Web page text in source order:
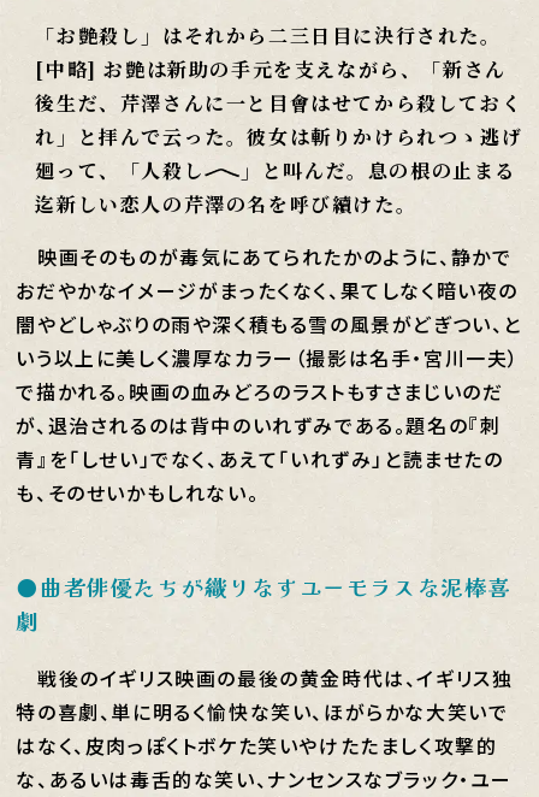
「お艶殺し」はそれから二三日目に決行された。
[中略] お艶は新助の手元を支えながら、「新さん
後生だ、芹澤さんに一と目會はせてから殺しておく
れ」と拝んで云った。彼女は斬りかけられつゝ逃げ
廻って、「人殺し
」と叫んだ。息の根の止まる
迄新しい恋人の芹澤の名を呼び續けた。
映画そのものが毒気にあてられたかのように、静かで
おだやかなイメージがまったくなく、果てしなく暗い夜の
闇やどしゃぶりの雨や深く積もる雪の風景がどぎつい、と
いう以上に美しく濃厚なカラー（撮影は名手・宮川一夫）
で描かれる。映画の血みどろのラストもすさまじいのだ
が、退治されるのは背中のいれずみである。題名の『刺
青』を「しせい」でなく、あえて「いれずみ」と読ませたの
も、そのせいかもしれない。
●曲者俳優たちが織りなすユーモラスな泥棒喜
劇
戦後のイギリス映画の最後の黄金時代は、イギリス独
特の喜劇、単に明るく愉快な笑い、ほがらかな大笑いで
はなく、皮肉っぽくトボケた笑いやけたたましく攻撃的
な、あるいは毒舌的な笑い、ナンセンスなブラック・ユー